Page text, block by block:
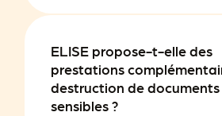
ELISE propose-t-elle des
prestations
destruction de documents
sensibles ?